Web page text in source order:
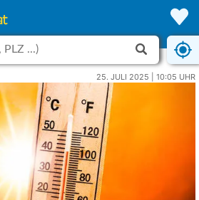
25. JULI 2025 | 10:05 UHR